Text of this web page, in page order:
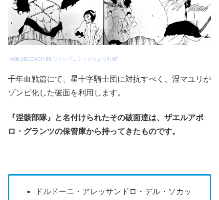
“画像はBLEACH 65 ジャンプコミックスより引用”
千年血戦篇にて、星十字騎士団に対抗すべく、涅マユリが
ゾンビ化した破面を利用します。
『涅骸部隊』と名付けられたその破面達は、ザエルアポ
ロ・グランツの保管庫から持ってきたものです。
ドルドーニ・アレッサンドロ・デル・ソカッ